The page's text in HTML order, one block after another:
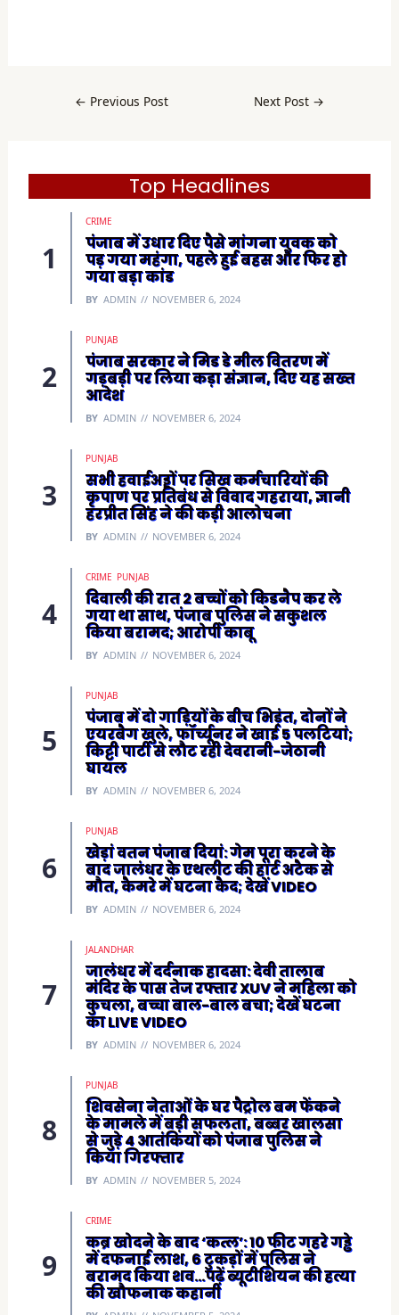
e
s
e
w
← Previous Post Next Post →
Top Headlines
CRIME
पंजाब में उधार दिए पैसे मांगना युवक को
पड़ गया महंगा, पहले हुई बहस और फिर हो
गया बड़ा कांड
BY ADMIN NOVEMBER 6, 2024
PUNJAB
पंजाब सरकार ने मिड डे मील वितरण में
गड़बड़ी पर लिया कड़ा संज्ञान, दिए यह सख्त
आदेश
BY ADMIN NOVEMBER 6, 2024
PUNJAB
सभी हवाईअड्डों पर सिख कर्मचारियों की
कृपाण पर प्रतिबंध से विवाद गहराया, ज्ञानी
हरप्रीत सिंह ने की कड़ी आलोचना
BY ADMIN NOVEMBER 6, 2024
CRIME PUNJAB
दिवाली की रात 2 बच्चों को किडनैप कर ले
गया था साथ, पंजाब पुलिस ने सकुशल
किया बरामद; आरोपी काबू
BY ADMIN NOVEMBER 6, 2024
PUNJAB
पंजाब में दो गाड़ियों के बीच भिड़ंत, दोनों ने
एयरबैग खुले, फॉर्च्यूनर ने खाई 5 पलटियां;
किट्टी पार्टी से लौट रही देवरानी-जेठानी
घायल
BY ADMIN NOVEMBER 6, 2024
PUNJAB
खेड़ां वतन पंजाब दियां: गेम पूरा करने के
बाद जालंधर के एथलीट की हार्ट अटैक से
मौत, कैमरे में घटना कैद; देखें VIDEO
BY ADMIN NOVEMBER 6, 2024
JALANDHAR
जालंधर में दर्दनाक हादसा: देवी तालाब
मंदिर के पास तेज रफ्तार XUV ने महिला को
कुचला, बच्चा बाल-बाल बचा; देखें घटना
का LIVE VIDEO
BY ADMIN NOVEMBER 6, 2024
PUNJAB
शिवसेना नेताओं के घर पैट्रोल बम फेंकने
के मामले में बड़ी सफलता, बब्बर खालसा
से जुड़े 4 आतंकियों को पंजाब पुलिस ने
किया गिरफ्तार
BY ADMIN NOVEMBER 5, 2024
CRIME
कब्र खोदने के बाद ‘कत्ल’: 10 फीट गहरे गड्ढे
में दफनाई लाश, 6 टुकड़ों में पुलिस ने
बरामद किया शव…पढ़ें ब्यूटीशियन की हत्या
की खौफनाक कहानी